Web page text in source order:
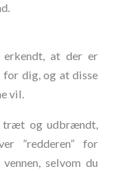
erkendt, at der er
dig, og at disse
vil.
træt og udbrændt,
”redderen” for
selvom du